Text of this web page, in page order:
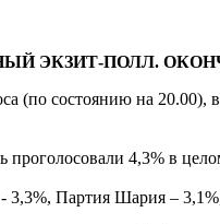
ЭКЗИТ-ПОЛЛ.
(по состоянию на 20.00),
проголосовали 4,3% в
Партия Шария – 3,1%,